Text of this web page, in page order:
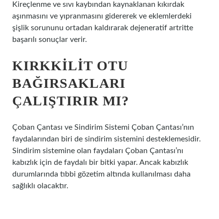
Kireçlenme ve sıvı kaybından kaynaklanan kıkırdak
aşınmasını ve yıpranmasını gidererek ve eklemlerdeki
şişlik sorununu ortadan kaldırarak dejeneratif artritte
başarılı sonuçlar verir.
KIRKKILIT OTU
BAĞIRSAKLARI
ÇALIŞTIRIR MI?
Çoban Çantası ve Sindirim Sistemi Çoban Çantası’nın
faydalarından biri de sindirim sistemini desteklemesidir.
Sindirim sistemine olan faydaları Çoban Çantası’nı
kabızlık için de faydalı bir bitki yapar. Ancak kabızlık
durumlarında tıbbi gözetim altında kullanılması daha
sağlıklı olacaktır.